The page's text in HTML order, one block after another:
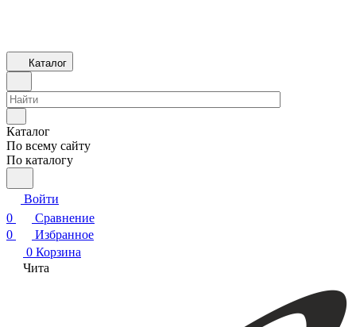
Каталог
Каталог
По всему сайту
По каталогу
Войти
0
Сравнение
0
Избранное
0 Корзина
Чита